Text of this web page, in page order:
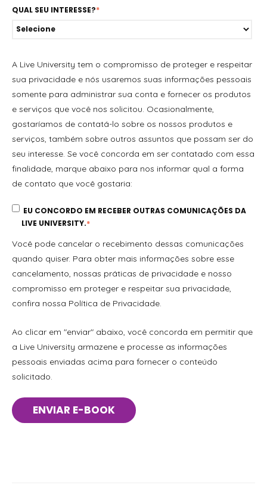
QUAL SEU INTERESSE?*
A Live University tem o compromisso de proteger e respeitar
sua privacidade e nós usaremos suas informações pessoais
somente para administrar sua conta e fornecer os produtos
e serviços que você nos solicitou. Ocasionalmente,
gostaríamos de contatá-lo sobre os nossos produtos e
serviços, também sobre outros assuntos que possam ser do
seu interesse. Se você concorda em ser contatado com essa
finalidade, marque abaixo para nos informar qual a forma
de contato que você gostaria:
EU CONCORDO EM RECEBER OUTRAS COMUNICAÇÕES DA
LIVE UNIVERSITY.*
Você pode cancelar o recebimento dessas comunicações
quando quiser. Para obter mais informações sobre esse
cancelamento, nossas práticas de privacidade e nosso
compromisso em proteger e respeitar sua privacidade,
confira nossa Política de Privacidade.
Ao clicar em "enviar" abaixo, você concorda em permitir que
a Live University armazene e processe as informações
pessoais enviadas acima para fornecer o conteúdo
solicitado.